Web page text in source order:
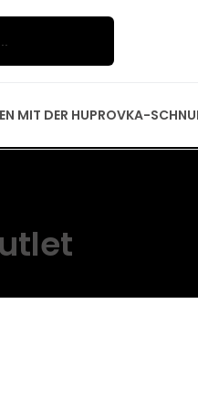
MIT DER HUPROVKA-